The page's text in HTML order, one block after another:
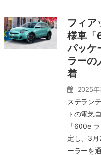
フィア
様車「
パッケ
ラーの
着
2025年
ステラン
トの電気
「600e
定し、3月
ーラーを